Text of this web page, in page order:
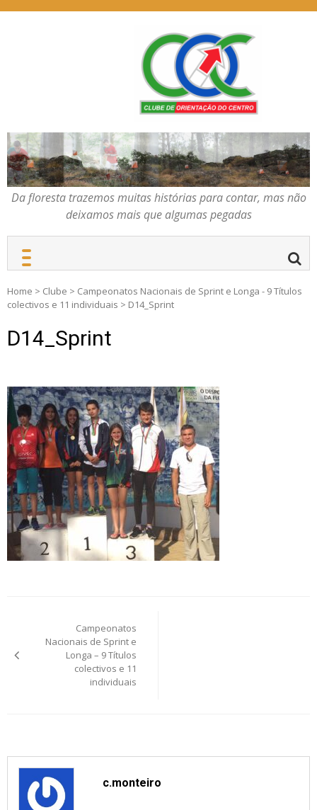
COC – CLUBE DE
ORIENTAÇÃO DO
CENTRO
Da floresta trazemos
muitas histórias para
contar, mas não deixamos
mais que algumas
pegadas
Da floresta trazemos muitas histórias para contar, mas não
deixamos mais que algumas pegadas
Home > Clube > Campeonatos Nacionais de Sprint e Longa - 9 Títulos
colectivos e 11 individuais > D14_Sprint
D14_Sprint
navigation
Campeonatos
Nacionais de Sprint e
Longa – 9 Títulos
colectivos e 11
individuais
c.monteiro